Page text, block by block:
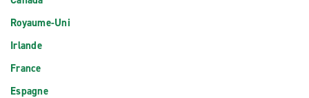
Royaume-Uni
Irlande
France
Espagne